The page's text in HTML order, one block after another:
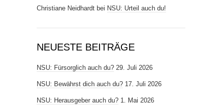
Christiane Neidhardt bei NSU: Urteil auch du!
NEUESTE BEITRÄGE
NSU: Fürsorglich auch du? 29. Juli 2026
NSU: Bewährst dich auch du? 17. Juli 2026
NSU: Herausgeber auch du? 1. Mai 2026